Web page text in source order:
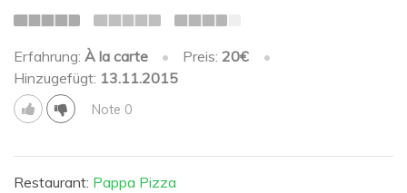
Erfahrung: À la carte • Preis: 20€
•
Hinzugefügt: 13.11.2015
Note 0
Restaurant: Pappa Pizza